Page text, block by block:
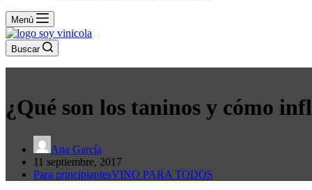
Menú
Buscar
¿Qué son los taninos y cómo
Ana García
11 septiembre, 2017
Para principiantesVINO PARA TODOS